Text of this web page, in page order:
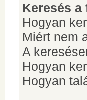
Keresés a
Hogyan
Miért nem
A
Hogyan
Hogyan